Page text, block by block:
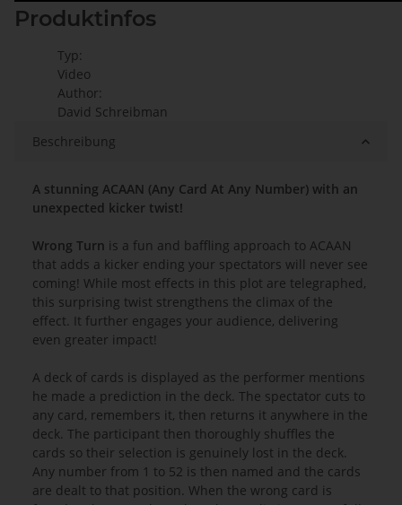
Produktinfos
Typ:
Video
Author:
David Schreibman
Beschreibung
A stunning ACAAN (Any Card At Any Number) with an
unexpected kicker twist!
Wrong Turn is a fun and baffling approach to ACAAN
that adds a kicker ending your spectators will never see
coming! While most effects in this plot are telegraphed,
this surprising twist strengthens the climax of the
effect. It further engages your audience, delivering
even greater impact!
A deck of cards is displayed as the performer mentions
he made a prediction in the deck. The spectator cuts to
any card, remembers it, then returns it anywhere in the
deck. The participant then thoroughly shuffles the
cards so their selection is genuinely lost in the deck.
Any number from 1 to 52 is then named and the cards
are dealt to that position. When the wrong card is